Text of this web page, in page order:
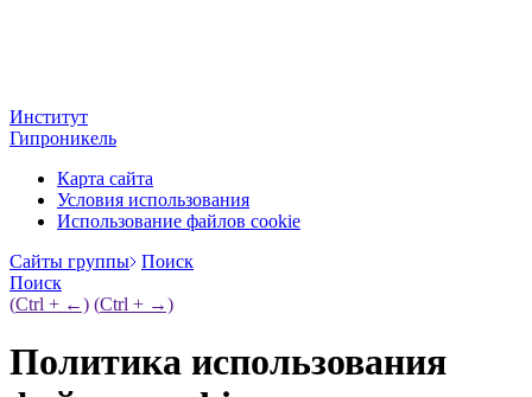
Институт
Гипроникель
Карта сайта
Условия использования
Использование файлов cookie
Cайты группы Поиск
Поиск
(Ctrl + ←) (Ctrl + →)
Политика использования